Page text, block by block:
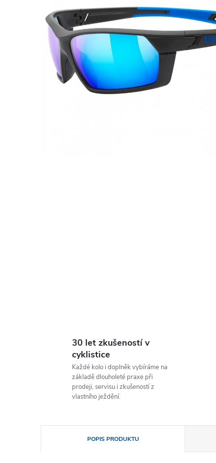
30 let zkušeností v
cyklistice
Každé kolo i doplněk vybíráme na
základě dlouholeté praxe při
prodeji, servisu i zkušeností z
vlastního ježdění.
POPIS PRODUKTU